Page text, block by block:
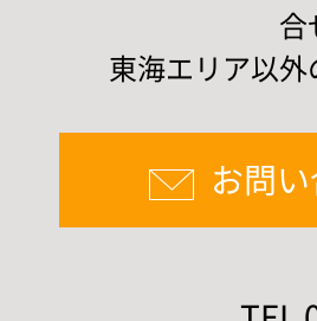
合
東海エリア以
お問